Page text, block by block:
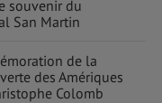
souvenir du
San Martin
de la
des Amériques
Colomb